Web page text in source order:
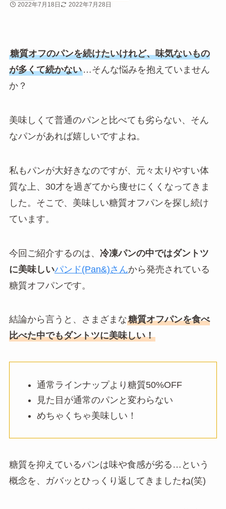
2022年7月18日 2022年7月28日
糖質オフのパンを続けたいけれど、味気ないもの
が多くて続かない…そんな悩みを抱えていません
か？
美味しくて普通のパンと比べても劣らない、そん
なパンがあれば嬉しいですよね。
私もパンが大好きなのですが、元々太りやすい体
質な上、30才を過ぎてから痩せにくくなってきま
した。そこで、美味しい糖質オフパンを探し続け
ています。
今回ご紹介するのは、 冷凍パンの中ではダントツ
に美味しいパンド(Pan&)さんから発売されている
糖質オフパンです。
結論から言うと、さまざまな糖質オフパンを食べ
比べた中でもダントツに美味しい！
通常ラインナップより糖質50%OFF
見た目が通常のパンと変わらない
めちゃくちゃ美味しい！
糖質を抑えているパンは味や食感が劣る…という
概念を、ガバッとひっくり返してきましたね(笑)